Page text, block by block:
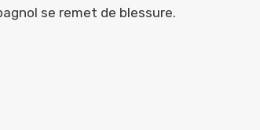
se remet de blessure.